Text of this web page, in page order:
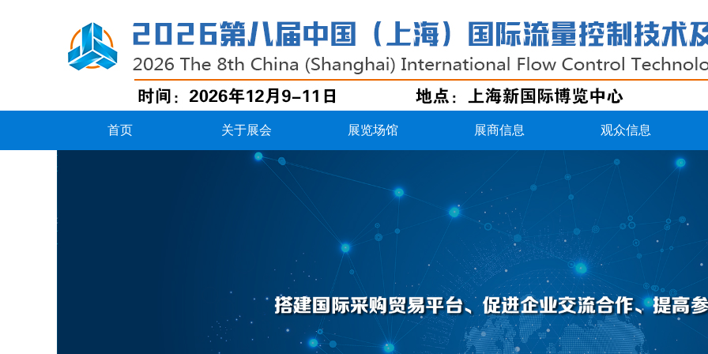
首页 关于展会 展览场馆 展商信息 观众信息